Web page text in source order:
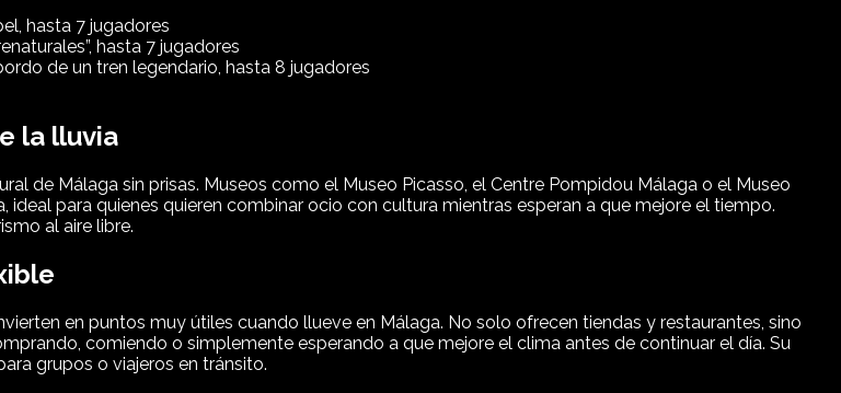
hasta 7 jugadores
hasta 7 jugadores
de un tren legendario, hasta 8 jugadores
la lluvia
de Málaga sin prisas. Museos como el Museo Picasso, el Centre Pompidou Málaga o el Museo
para quienes quieren combinar ocio con cultura mientras esperan a que mejore el tiempo.
al aire libre.
en puntos muy útiles cuando llueve en Málaga. No solo ofrecen tiendas y restaurantes, sino
comiendo o simplemente esperando a que mejore el clima antes de continuar el día. Su
grupos o viajeros en tránsito.